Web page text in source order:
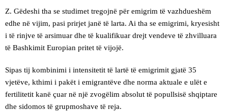
Z. Gëdeshi tha se studimet tregojnë për emigrim të vazhdueshëm
edhe në vijim, pasi prirjet janë të larta. Ai tha se emigrimi, kryesisht
i të rinjve të arsimuar dhe të kualifikuar drejt vendeve të zhvilluara
të Bashkimit Europian pritet të vijojë.
Sipas tij kombinimi i intensitetit të lartë të emigrimit gjatë 35
vjetëve, kthimi i pakët i emigrantëve dhe norma aktuale e ulët e
fertilitetit kanë çuar në një zvogëlim absolut të popullsisë shqiptare
dhe sidomos të grupmoshave të reja.